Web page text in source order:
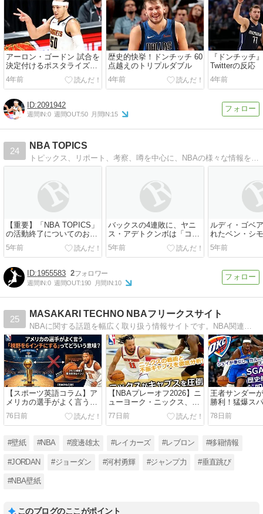
アーロン・ゴードン 試合を
決定付けるポスタライズダ
ンク
4年前
歴史的快挙！ドンチッチ 60
点越えのトリプルダブル
4年前
『ドンチッチ
Twitterの反応
4年前
2091942
週間IN:0 週間OUT:50 月間IN:15
24
NBA TOPICS
トピックス、リポート、考察、噂を中心に、NBAの様々な情報をお届けします。ほぼ必ず毎朝7時に1記事を投稿、一日全体で2~4記事を投稿中。
【重要】「NBA TOPICS」
の活動終了についてのお知
らせ
5年前
バックスの4連敗に、ヤニ
ス・アデトクンボは「コー
トの上で簡単なことは何も
ない」
5年前
ルディ・ゴベ
れたベン・シ
されていると
5年前
1955583 2
週間IN:0 週間OUT:190 月間IN:10
25
MASAKARI TECHNO NBAフリークスサイト
【スポーツ英語コラム】ア
メリカの選手がよく言う
「視野を6インチにする」
ってどういう意味？
76日前
【NBAプレーオフ2026】ニ
ューヨーク・ニックス、怒
涛の10連勝でファイナルへ
王手！「執念」の猛攻でキ
ャブスを圧倒
77日前
王者サンダー
勝利！猛爆ス
た歴史的「76
ェンバンヤマ
な現実
78日前
#壁紙 #NBA #渡邊雄太 #レイカーズ #レブロン #移籍情報
#JORDAN #ジョーダン #河村勇輝 #ジャンプ力 #垂直跳び
#NBA壁紙
このブログのここがポイント